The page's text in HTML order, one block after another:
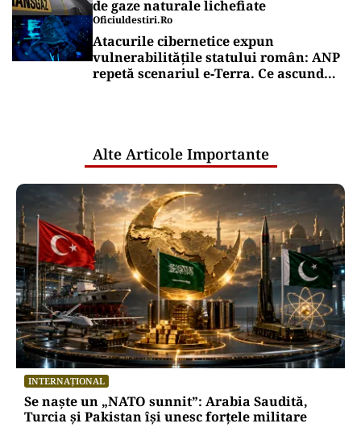
de gaze naturale lichefiate
Oficiuldestiri.ro
Atacurile cibernetice expun
vulnerabilitățile statului român: ANP
repetă scenariul e‑Terra. Ce ascund
Alte Articole Importante
INTERNAȚIONAL
Se naște un „NATO sunnit”: Arabia Saudită,
Turcia și Pakistan își unesc forțele militare